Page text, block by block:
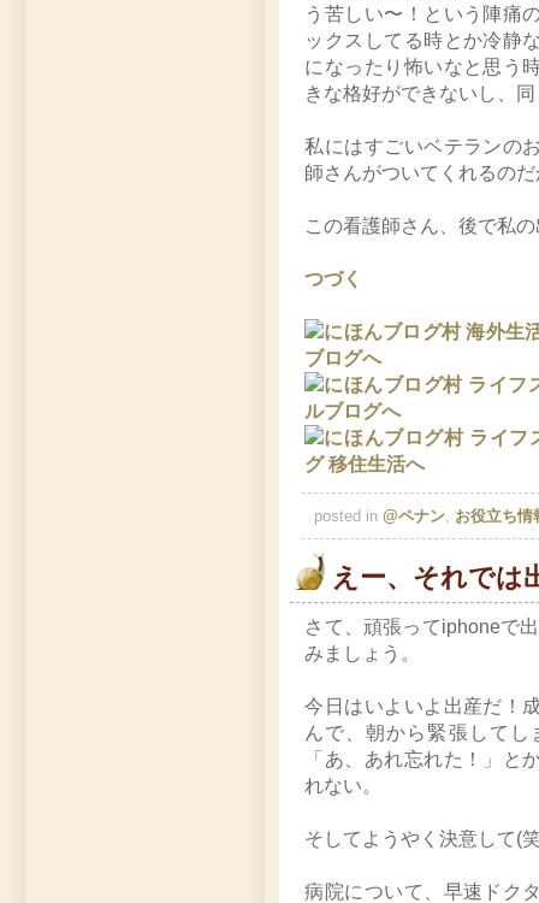
う苦しい〜！という陣痛
ックスしてる時とか冷静
になったり怖いなと思う
きな格好ができないし、
私にはすごいベテランの
師さんがついてくれるの
この看護師さん、後で私
つづく
posted in @ペナン, お役立ち情
えー、それでは
さて、頑張ってiphoneで
みましょう。
今日はいよいよ出産だ！
んで、朝から緊張して
「あ、あれ忘れた！」と
れない。
そしてようやく決意して(
病院について、早速ドク